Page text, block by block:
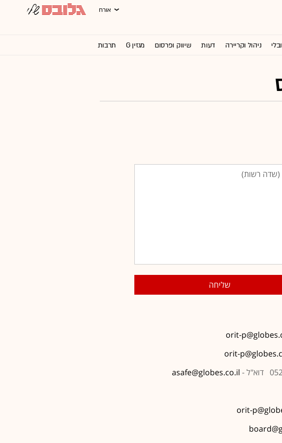
אורח
ניהול וקריירה דעות שיווק ופרסום מגזין G תרבות
orit-
orit-
asafe@globes.co.il
orit-